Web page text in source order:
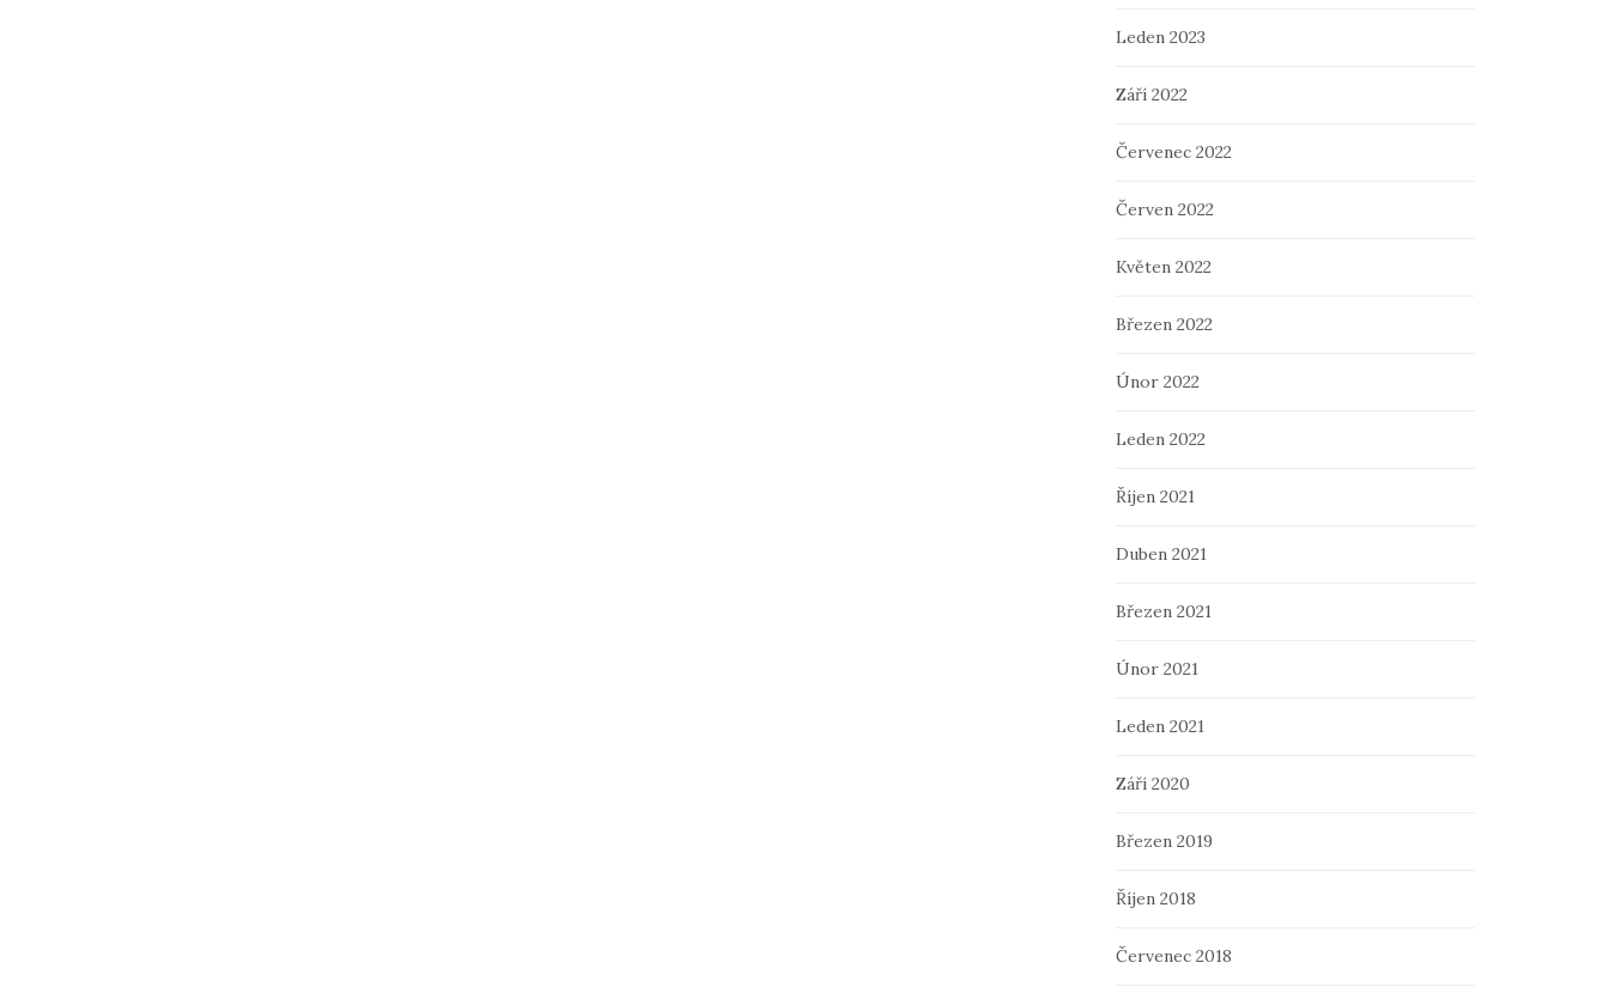
Leden 2023
Září 2022
Červenec 2022
Červen 2022
Květen 2022
Březen 2022
Únor 2022
Leden 2022
Říjen 2021
Duben 2021
Březen 2021
Únor 2021
Leden 2021
Září 2020
Březen 2019
Říjen 2018
Červenec 2018